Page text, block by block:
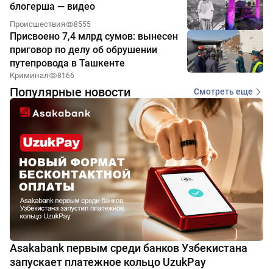
блогерша — видео
Происшествия 8555
Присвоено 7,4 млрд сумов: вынесен
приговор по делу об обрушении
путепровода в Ташкенте
Криминал 8166
Популярные новости Смотреть еще
Asakabank первым среди банков Узбекистана
запускает платежное кольцо UzukPay